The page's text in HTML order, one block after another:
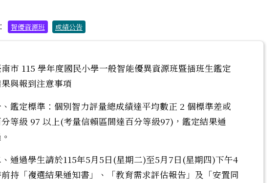
智優資源班 成績公告
市 115 學年度國民小學一般智能優異資源班暨插班生鑑定
與報到注意事項
鑑定標準：個別智力評量總成績達平均數正 2 個標準差或
等級 97 以上(考量信賴區間達百分等級97)，鑑定結果通
通過學生請於115年5月5日(星期二)至5月7日(星期四)下午4
持「複選結果通知書」、「教育需求評估報告」及「安置同